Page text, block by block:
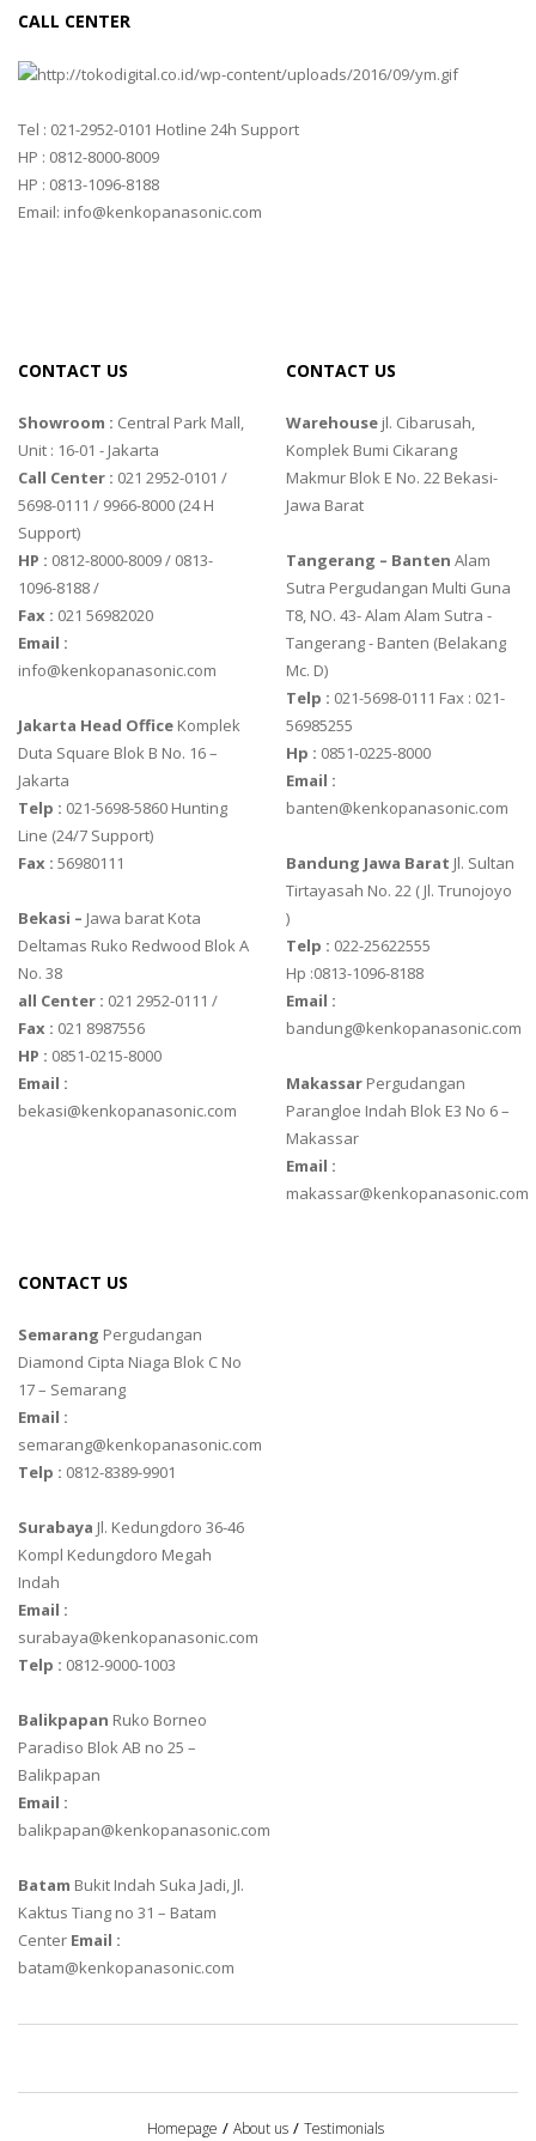
TANITA
XK3190 – T7E
ZEMIC MANUFACTURER
ZEMIC L6W
CALL CENTER
Tel : 021-2952-0101 Hotline 24h Support
HP : 0812-8000-8009
HP : 0813-1096-8188
Email: info@kenkopanasonic.com
CONTACT US
Showroom : Central Park Mall,
Unit : 16-01 - Jakarta
Call Center : 021 2952-0101 /
5698-0111 / 9966-8000 (24 H
Support)
HP : 0812-8000-8009 / 0813-
1096-8188 /
Fax : 021 56982020
Email :
info@kenkopanasonic.com
Jakarta Head Office Komplek
Duta Square Blok B No. 16 –
Jakarta
Telp : 021-5698-5860 Hunting
Line (24/7 Support)
Fax : 56980111
Bekasi – Jawa barat Kota
Deltamas Ruko Redwood Blok A
No. 38
all Center : 021 2952-0111 /
Fax : 021 8987556
HP : 0851-0215-8000
Email :
bekasi@kenkopanasonic.com
CONTACT US
Warehouse jl. Cibarusah,
Komplek Bumi Cikarang
Makmur Blok E No. 22 Bekasi-
Jawa Barat
Tangerang – Banten Alam
Sutra Pergudangan Multi Guna
T8, NO. 43- Alam Alam Sutra -
Tangerang - Banten‎ (Belakang
Mc. D)
Telp : 021-5698-0111 Fax : 021-
56985255
Hp : 0851-0225-8000
Email :
banten@kenkopanasonic.com
Bandung Jawa Barat Jl. Sultan
Tirtayasah‎ No. 22 ( Jl. Trunojoyo
)
Telp : 022-25622555
Hp :0813-1096-8188
Email :
bandung@kenkopanasonic.com
Makassar Pergudangan
Parangloe Indah Blok E3 No 6 –
Makassar
Email :
makassar@kenkopanasonic.com
CONTACT US
Semarang Pergudangan
Diamond Cipta Niaga Blok C No
17 – Semarang
Email :
semarang@kenkopanasonic.com
Telp : 0812-8389-9901
Surabaya Jl. Kedungdoro 36-46
Kompl Kedungdoro Megah
Indah
Email :
surabaya@kenkopanasonic.com
Telp : 0812-9000-1003
Balikpapan Ruko Borneo
Paradiso Blok AB no 25 –
Balikpapan
Email :
balikpapan@kenkopanasonic.com
Batam Bukit Indah Suka Jadi, Jl.
Kaktus Tiang no 31 – Batam
Center Email :
batam@kenkopanasonic.com
Homepage About us
Testimonials